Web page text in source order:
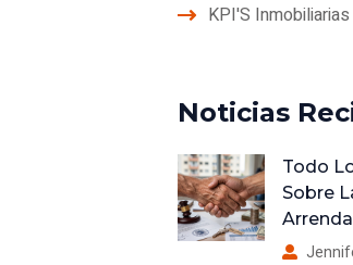
KPI'S Inmobiliarias
Noticias
Todo
Sobre